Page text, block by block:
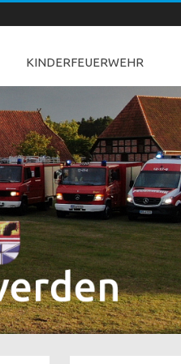
KINDERFEUERWEHR